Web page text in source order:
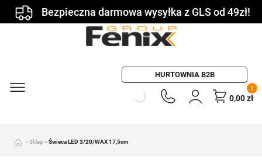
Bezpieczna darmowa wysyłka z GLS od 49zł!
HURTOWNIA B2B
0
0,00zł
» Sklep » Świeca LED 3/20/WAX 17,5cm